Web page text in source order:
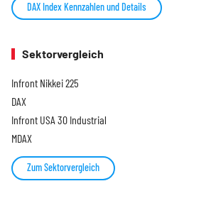
DAX Index Kennzahlen und Details
Sektorvergleich
Infront Nikkei 225
DAX
Infront USA 30 Industrial
MDAX
Zum Sektorvergleich